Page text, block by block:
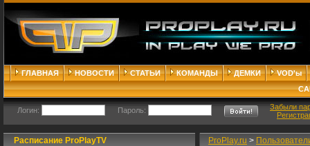
ГЛАВНАЯ НОВОСТИ СТАТЬИ КОМАНДЫ ДЕМКИ
VOD'ы
Логин: Пароль:
Забыли
Расписание ProPlayTV ProPlay.ru >